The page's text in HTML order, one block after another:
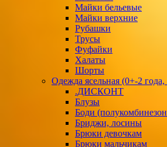
Майки бельевые
Майки верхние
Рубашки
Трусы
Фуфайки
Халаты
Шорты
Одежда ясельная (0+-2
.ДИСКОНТ
Блузы
Боди
Бриджи, лосины
Брюки девочкам
Брюки мальчикам